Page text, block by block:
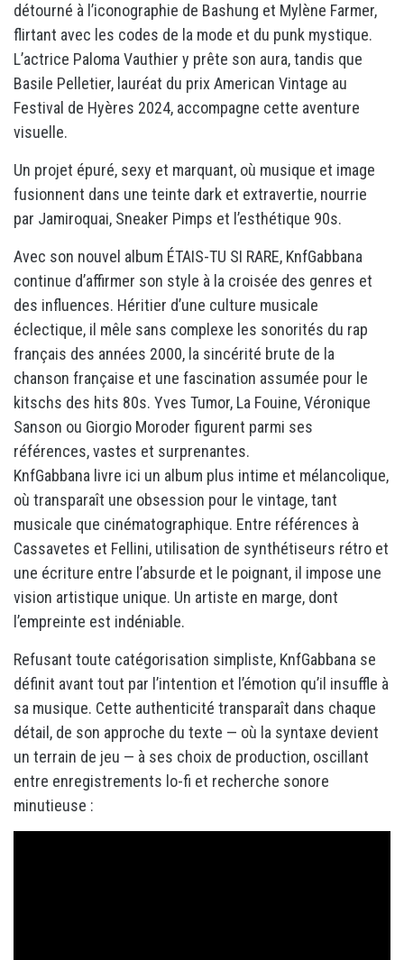
détourné à l’iconographie de Bashung et Mylène Farmer,
flirtant avec les codes de la mode et du punk mystique.
L’actrice Paloma Vauthier y prête son aura, tandis que
Basile Pelletier, lauréat du prix American Vintage au
Festival de Hyères 2024, accompagne cette aventure
visuelle.
Un projet épuré, sexy et marquant, où musique et image
fusionnent dans une teinte dark et extravertie, nourrie
par Jamiroquai, Sneaker Pimps et l’esthétique 90s.
Avec son nouvel album ÉTAIS-TU SI RARE, KnfGabbana
continue d’affirmer son style à la croisée des genres et
des influences. Héritier d’une culture musicale
éclectique, il mêle sans complexe les sonorités du rap
français des années 2000, la sincérité brute de la
chanson française et une fascination assumée pour le
kitschs des hits 80s. Yves Tumor, La Fouine, Véronique
Sanson ou Giorgio Moroder figurent parmi ses
références, vastes et surprenantes.
KnfGabbana livre ici un album plus intime et mélancolique,
où transparaît une obsession pour le vintage, tant
musicale que cinématographique. Entre références à
Cassavetes et Fellini, utilisation de synthétiseurs rétro et
une écriture entre l’absurde et le poignant, il impose une
vision artistique unique. Un artiste en marge, dont
l’empreinte est indéniable.
Refusant toute catégorisation simpliste, KnfGabbana se
définit avant tout par l’intention et l’émotion qu’il insuffle à
sa musique. Cette authenticité transparaît dans chaque
détail, de son approche du texte — où la syntaxe devient
un terrain de jeu — à ses choix de production, oscillant
entre enregistrements lo-fi et recherche sonore
minutieuse :